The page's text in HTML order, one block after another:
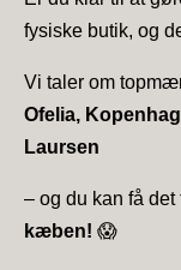
fysiske butik, og
Vi taler om
Ofelia,
Laursen
– og du kan få det
kæben! 😱